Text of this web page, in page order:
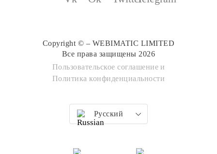
Copyright © – WEBIMATIC LIMITED
Все права защищены 2026
Пользовательское соглашение и
Политика конфиденциальности
Русский